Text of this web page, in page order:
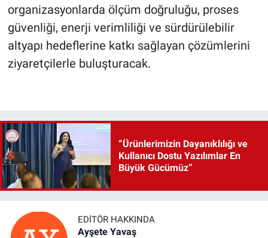
organizasyonlarda ölçüm doğruluğu, proses
güvenliği, enerji verimliliği ve sürdürülebilir
altyapı hedeflerine katkı sağlayan çözümlerini
ziyaretçilerle buluşturacak.
“Ürünlerimizin Dayanıklılığı ve
Kullanıcı Dostu Yazılımlar En
Büyük Gücümüz”
EDITÖR HAKKINDA
Ayşete Yavaş